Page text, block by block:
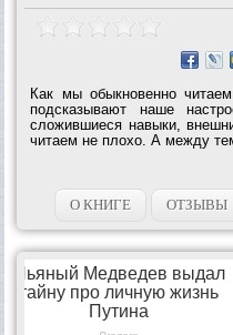
Как мы обыкновенно
подсказывают наше
сложившиеся навыки,
читаем не плохо. А между
О КНИГЕ ОТЗЫВЫ